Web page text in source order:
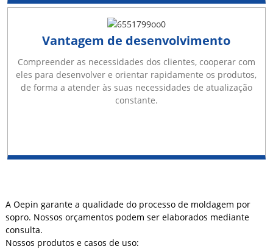
Vantagem de desenvolvimento
Compreender as necessidades dos clientes, cooperar com
eles para desenvolver e orientar rapidamente os produtos,
de forma a atender às suas necessidades de atualização
constante.
A Oepin garante a qualidade do processo de moldagem por
sopro. Nossos orçamentos podem ser elaborados mediante
consulta.
Nossos produtos e casos de uso: